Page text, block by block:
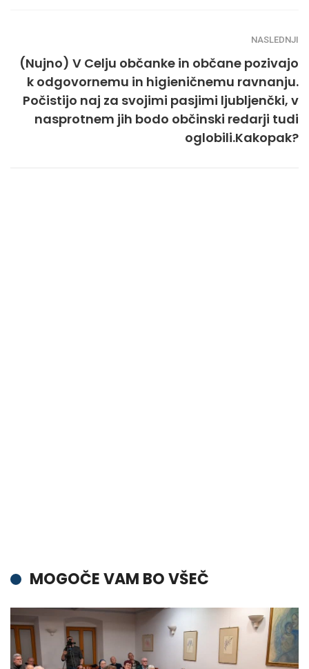
NASLEDNJI
(Nujno) V Celju občanke in občane pozivajo
k odgovornemu in higieničnemu ravnanju.
Počistijo naj za svojimi pasjimi ljubljenčki, v
nasprotnem jih bodo občinski redarji tudi
oglobili.Kakopak?
MOGOČE VAM BO VŠEČ